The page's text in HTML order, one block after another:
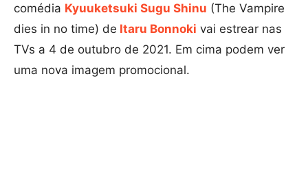
comédia Kyuuketsuki Sugu Shinu (The Vampire
dies in no time) de Itaru Bonnoki vai estrear nas
TVs a 4 de outubro de 2021. Em cima podem ver
uma nova imagem promocional.